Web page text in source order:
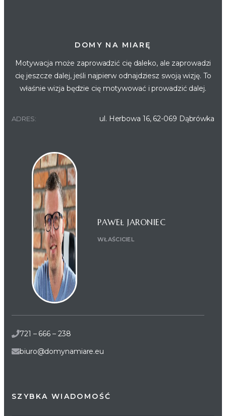
DOMY NA MIARĘ
Motywacja może zaprowadzić cię daleko, ale zaprowadzi
cię jeszcze dalej, jeśli najpierw odnajdziesz swoją wizję. To
właśnie wizja będzie cię motywować i prowadzić dalej.
ADRES: ul. Herbowa 16, 62-069 Dąbrówka
PAWEŁ JARONIEC
WŁAŚCICIEL
721 – 666 – 238
biuro@domynamiare.eu
SZYBKA WIADOMOŚĆ